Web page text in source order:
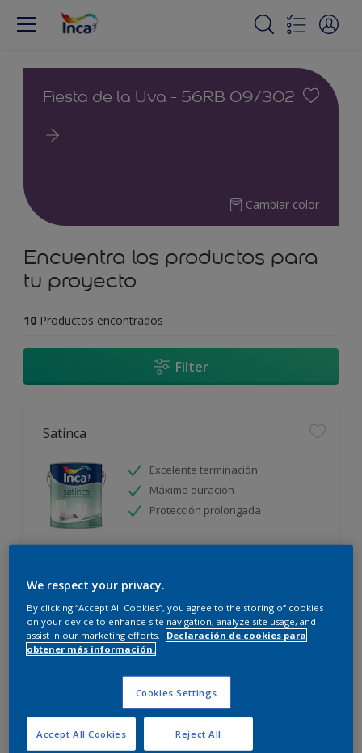
Fiesta de la Uva - 56RB 09/302
Cambiar color
Encuentra los productos para
tu proyecto
10 Productos encontrados
Filter
Satinca
Excelente terminación
Máxima duración
Protección prolongada
Incalex Toque Sublime Design Mate
Excelente terminación
Alto cubritivo
We respect your privacy.
By clicking “Accept All Cookies”, you agree to the storing of cookies
on your device to enhance site navigation, analyze site usage, and
assist in our marketing efforts.
Declaración de cookies para
obtener más información.
Cookies Settings
Reject All
Accept All Cookies